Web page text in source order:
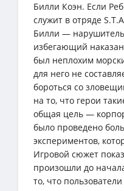
Билли Коэн. Если
служит в отряде
Билли —
избегающий
был неплохим
для него не
бороться со
на то, что герои
общая цель —
было проведено
экспериментов,
Игровой сюжет
произошли до
то, что